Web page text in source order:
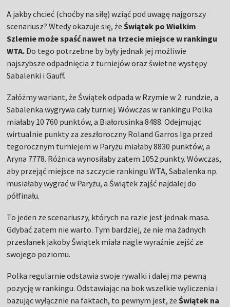
A jakby chcieć (choćby na siłę) wziąć pod uwagę najgorszy
scenariusz? Wtedy okazuje się, żeŚwiątek po Wielkim
Szlemie może spaść nawet na trzecie miejsce w rankingu
WTA. Do tego potrzebne by były jednak jej możliwie
najszybsze odpadnięcia z turniejów oraz świetne występy
Sabalenki i Gauff.
Załóżmy wariant, że Świątek odpada w Rzymie w 2. rundzie, a
Sabalenka wygrywa cały turniej. Wówczas w rankingu Polka
miałaby 10 760 punktów, a Białorusinka 8488. Odejmując
wirtualnie punkty za zeszłoroczny Roland Garros Iga przed
tegorocznym turniejem w Paryżu miałaby 8830 punktów, a
Aryna 7778. Różnica wynosiłaby zatem 1052 punkty. Wówczas,
aby przejąć miejsce na szczycie rankingu WTA, Sabalenka np.
musiałaby wygrać w Paryżu, a Świątek zajść najdalej do
półfinału.
To jeden ze scenariuszy, których na razie jest jednak masa.
Gdybać zatem nie warto. Tym bardziej, że nie ma żadnych
przesłanek jakoby Świątek miała nagle wyraźnie zejść ze
swojego poziomu.
Polka regularnie odstawia swoje rywalki i dalej ma pewną
pozycję w rankingu. Odstawiając na bok wszelkie wyliczenia i
bazując wyłącznie na faktach, to pewnym jest, żeŚwiątek na